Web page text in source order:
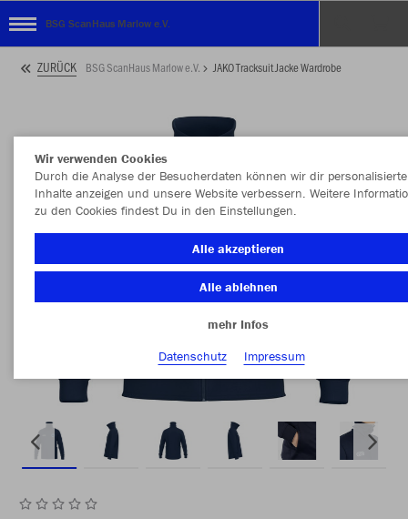
BSG ScanHaus Marlow e.V.
ZURÜCK BSG ScanHaus Marlow e.V. JAKO Tracksuit Jacke Wardrobe
Wir verwenden Cookies
Durch die Analyse der Besucherdaten können wir dir personalisierte
Inhalte anzeigen und unsere Website verbessern. Weitere
zu den Cookies findest Du in den Einstellungen.
Alle akzeptieren
Alle ablehnen
mehr Infos
Datenschutz
Impressum